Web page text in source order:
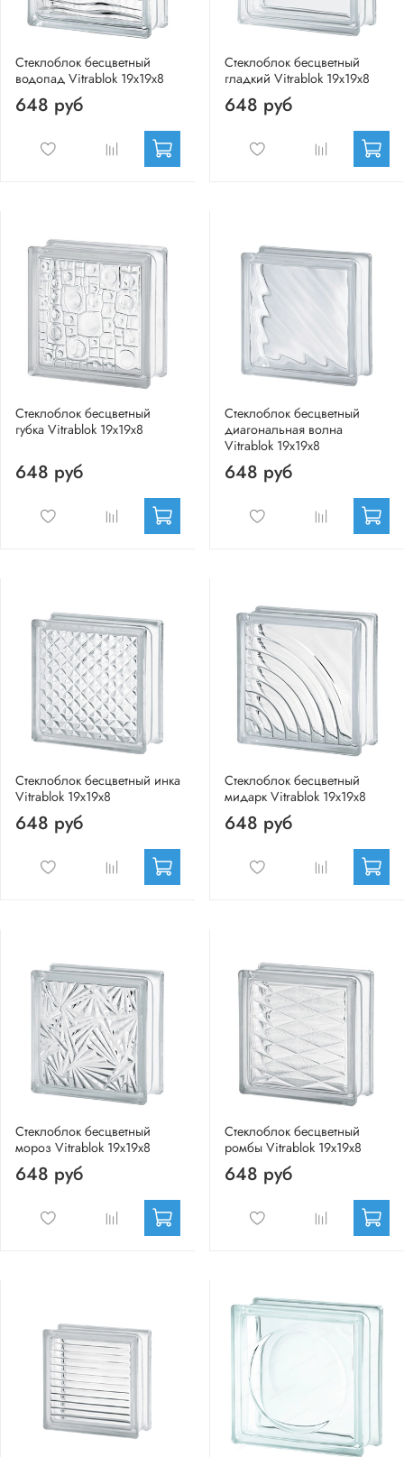
Стеклоблок бесцветный
водопад Vitrablok 19х19х8
648 руб
Стеклоблок бесцветный
гладкий Vitrablok 19х19х8
648 руб
Стеклоблок бесцветный
губка Vitrablok 19х19х8
648 руб
Стеклоблок бесцветный
диагональная волна
Vitrablok 19х19х8
648 руб
Стеклоблок бесцветный инка
Vitrablok 19х19х8
648 руб
Стеклоблок бесцветный
мидарк Vitrablok 19х19х8
648 руб
Стеклоблок бесцветный
мороз Vitrablok 19х19х8
648 руб
Стеклоблок бесцветный
ромбы Vitrablok 19х19х8
648 руб